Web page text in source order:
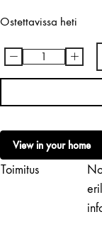
Ostettavissa heti
Katja
Hagelstam
Pillars
määrä
- +
View in your home
Toimitus